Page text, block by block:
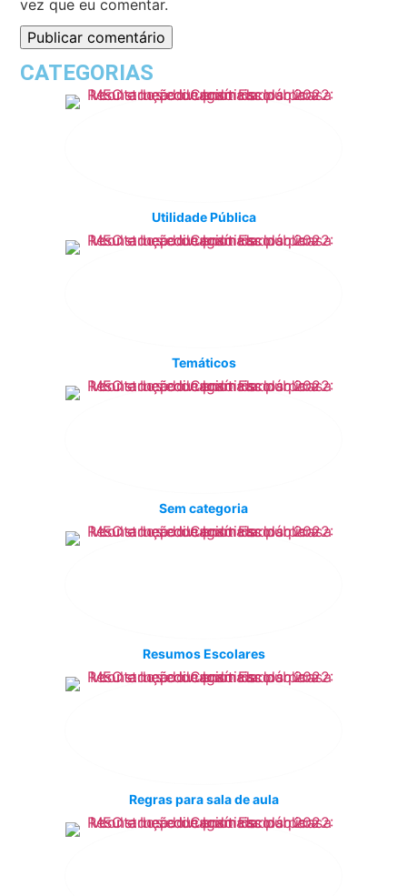
vez que eu comentar.
CATEGORIAS
Utilidade Pública
Temáticos
Sem categoria
Resumos Escolares
Regras para sala de aula